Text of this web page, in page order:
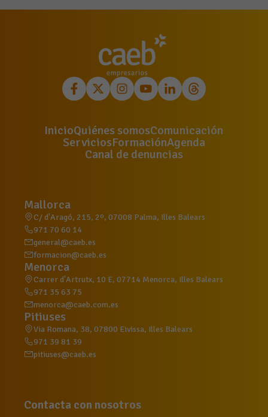
InicioQuiénes somosComunicación
ServiciosFormaciónAgenda
Canal de denuncias
Mallorca
C/ d'Aragó, 215, 2º, 07008 Palma, Illes Balears
971 70 60 14
general@caeb.es
formacion@caeb.es
Menorca
Carrer d'Artrutx, 10 E, 07714 Menorca, Illes Balears
971 35 63 75
menorca@caeb.com.es
Pitiuses
Via Romana, 38, 07800 Eivissa, Illes Balears
971 39 81 39
pitiuses@caeb.es
Contacta con nosotros